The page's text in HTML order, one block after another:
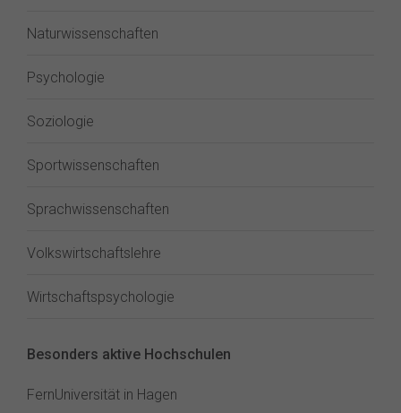
Naturwissenschaften
Psychologie
Soziologie
Sportwissenschaften
Sprachwissenschaften
Volkswirtschaftslehre
Wirtschaftspsychologie
Besonders aktive Hochschulen
FernUniversität in Hagen